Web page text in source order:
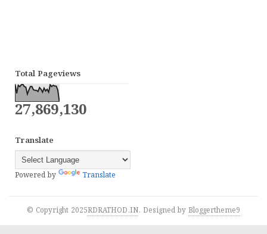
Total Pageviews
27,869,130
Translate
Powered by Translate
© Copyright 2025RDRATHOD.IN. Designed by Bloggertheme9